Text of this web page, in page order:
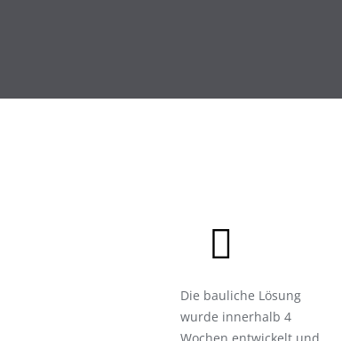
Die bauliche Lösung
wurde innerhalb 4